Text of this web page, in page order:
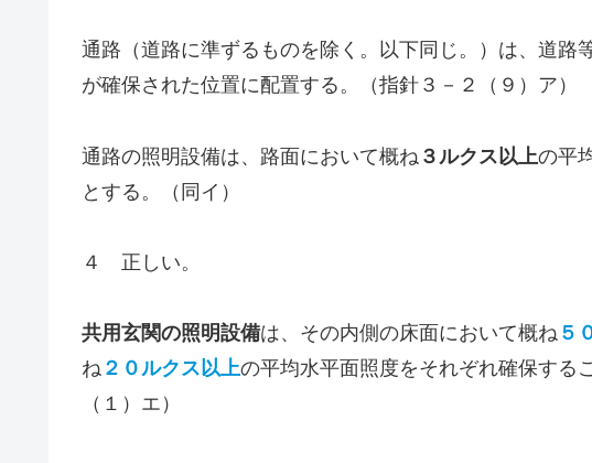
通路（道路に準ずるものを除く。以下同じ。）は、道路
が確保された位置に配置する。（指針３－２（９）ア）
通路の照明設備は、路面において概ね ３ルクス以上の平
とする。（同イ）
４ 正しい。
共用玄関の照明設備は、その内側の床面において概ね ５
ね ２０ルクス以上の平均水平面照度をそれぞれ確保する
（１）エ）